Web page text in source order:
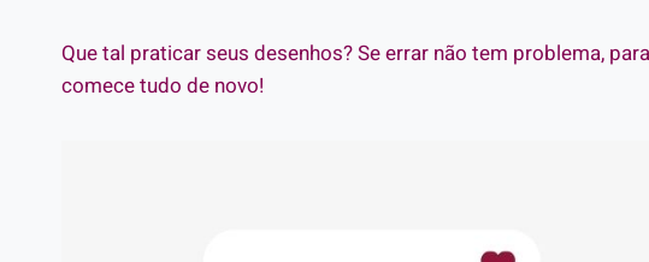
Que tal praticar seus desenhos? Se errar não tem problema,
comece tudo de novo!